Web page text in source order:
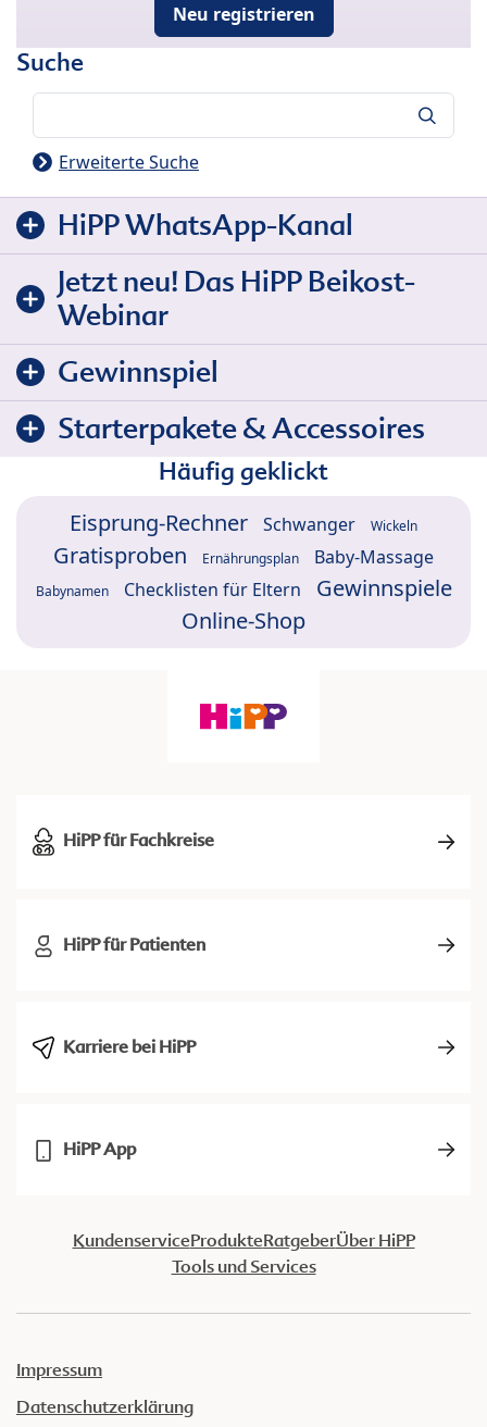
Neu registrieren
Suche
Erweiterte Suche
HiPP WhatsApp-Kanal
Jetzt neu! Das HiPP Beikost-
Webinar
Gewinnspiel
Starterpakete & Accessoires
Häufig geklickt
Eisprung-Rechner Schwanger Wickeln
Gratisproben Ernährungsplan Baby-Massage
Babynamen Checklisten für Eltern
Gewinnspiele
Online-Shop
HiPP für Fachkreise
HiPP für Patienten
Karriere bei HiPP
HiPP App
KundenserviceProdukteRatgeberÜber HiPP
Tools und Services
Impressum
Datenschutzerklärung